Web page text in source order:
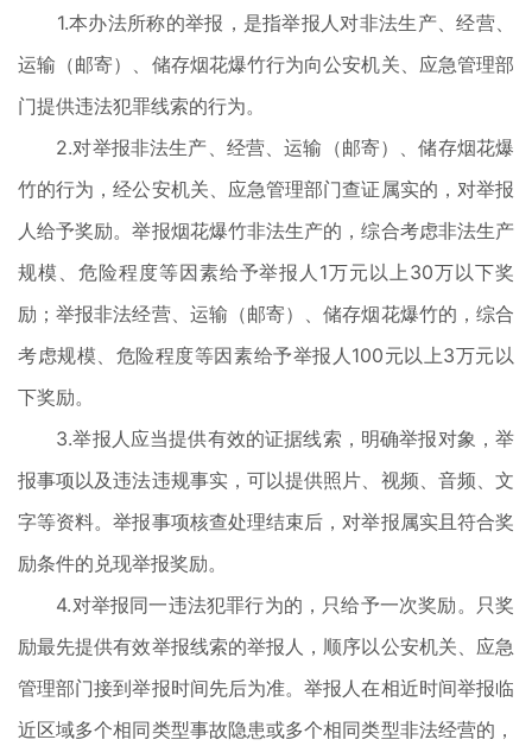
1.本办法所称的举报，是指举报人对非法生产、经营、
运输（邮寄）、储存烟花爆竹行为向公安机关、应急管理部
门提供违法犯罪线索的行为。
2.对举报非法生产、经营、运输（邮寄）、储存烟花爆
竹的行为，经公安机关、应急管理部门查证属实的，对举报
人给予奖励。举报烟花爆竹非法生产的，综合考虑非法生产
规模、危险程度等因素给予举报人1万元以上30万以下奖
励；举报非法经营、运输（邮寄）、储存烟花爆竹的，综合
考虑规模、危险程度等因素给予举报人100元以上3万元以
下奖励。
3.举报人应当提供有效的证据线索，明确举报对象，举
报事项以及违法违规事实，可以提供照片、视频、音频、文
字等资料。举报事项核查处理结束后，对举报属实且符合奖
励条件的兑现举报奖励。
4.对举报同一违法犯罪行为的，只给予一次奖励。只奖
励最先提供有效举报线索的举报人，顺序以公安机关、应急
管理部门接到举报时间先后为准。举报人在相近时间举报临
近区域多个相同类型事故隐患或多个相同类型非法经营的，